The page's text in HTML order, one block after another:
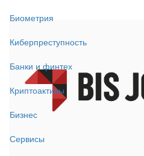
Биометрия
Киберпреступность
Банки и финтех
Криптоактивы
Бизнес
Сервисы